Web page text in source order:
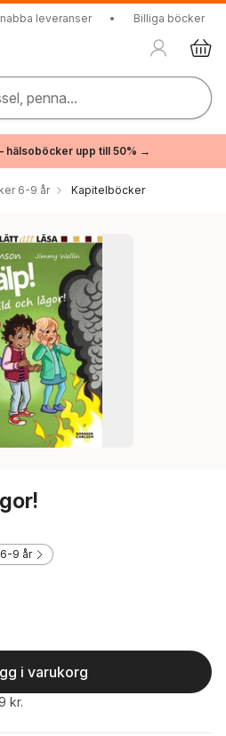
leveranser • Billiga böcker
penna...
hälsoböcker upp till 50% →
6-9 år Kapitelböcker
6-9 år
röster:
i varukorg
kr.